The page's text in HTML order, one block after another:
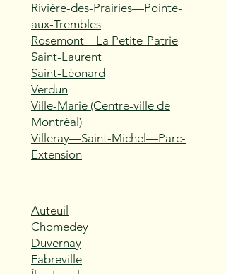
Rivière-des-Prairies—Pointe-
aux-Trembles
Rosemont—La Petite-Patrie
Saint-Laurent
Saint-Léonard
Verdun
Ville-Marie (Centre-ville de
Montréal)
Villeray—Saint-Michel—Parc-
Extension
Auteuil
Chomedey
Duvernay
Fabreville